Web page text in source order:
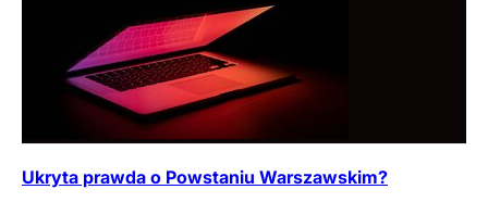
Ukryta prawda o Powstaniu Warszawskim?